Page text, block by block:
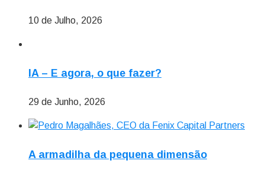
10 de Julho, 2026
IA – E agora, o que fazer?
29 de Junho, 2026
A armadilha da pequena dimensão